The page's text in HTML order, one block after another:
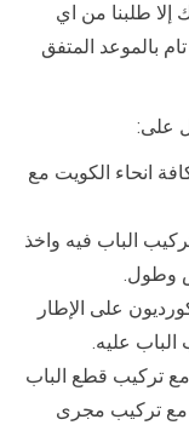
طلبنا من اي
بالموعد المتفق
على:
انحاء الكويت مع
الباب فيه واخذ
وطول.
على الإطار
الباب عليه.
تركيب قطع الباب
مع تركيب مجرى